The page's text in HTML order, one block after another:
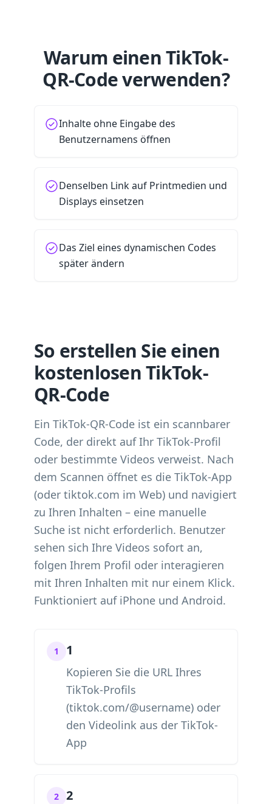
Warum einen TikTok-
QR-Code verwenden?
Inhalte ohne Eingabe des
Benutzernamens öffnen
Denselben Link auf Printmedien und
Displays einsetzen
Das Ziel eines dynamischen Codes
später ändern
So erstellen Sie einen
kostenlosen TikTok-
QR-Code
Ein TikTok-QR-Code ist ein scannbarer
Code, der direkt auf Ihr TikTok-Profil
oder bestimmte Videos verweist. Nach
dem Scannen öffnet es die TikTok-App
(oder tiktok.com im Web) und navigiert
zu Ihren Inhalten – eine manuelle
Suche ist nicht erforderlich. Benutzer
sehen sich Ihre Videos sofort an,
folgen Ihrem Profil oder interagieren
mit Ihren Inhalten mit nur einem Klick.
Funktioniert auf iPhone und Android.
1 1
Kopieren Sie die URL Ihres
TikTok-Profils
(tiktok.com/@username) oder
den Videolink aus der TikTok-
App
2 2